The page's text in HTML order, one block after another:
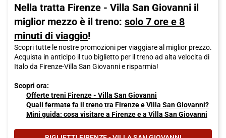
Nella tratta Firenze - Villa San Giovanni il
miglior mezzo è il treno: solo 7 ore e 8
minuti di viaggio!
Scopri tutte le nostre promozioni per viaggiare al miglior prezzo.
Acquista in anticipo il tuo biglietto per il treno ad alta velocita di
Italo da Firenze-Villa San Giovanni e risparmia!
Scopri ora:
Offerte treni Firenze - Villa San Giovanni
Quali fermate fa il treno tra Firenze e Villa San Giovanni?
Mini guida: cosa visitare a Firenze e a Villa San Giovanni